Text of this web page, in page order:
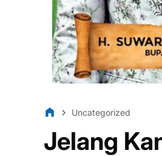
Uncategorized
Jelang